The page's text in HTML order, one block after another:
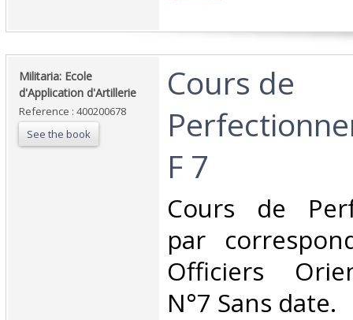
‎Militaria: Ecole
d'Application d'Artillerie‎
Reference : 400200678
See the book
‎Cours de
F 7‎
‎Cours de
par
Officiers
N°7 Sans date.‎